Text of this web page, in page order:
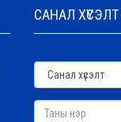
САНАЛ ХҮСЭЛТ